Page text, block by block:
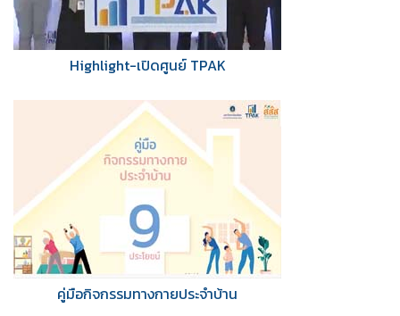
Highlight-เปิดศูนย์ TPAK
คู่มือกิจกรรมทางกายประจำบ้าน